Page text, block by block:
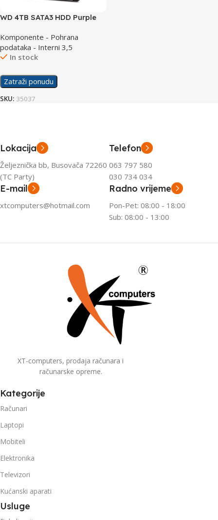
WD 4TB SATA3 HDD Purple
Komponente - Pohrana
podataka - Interni 3,5
In stock
Zatraži ponudu
SKU: 35037
Lokacija
Željeznička bb, Busovača 72260
(TC Party)
Telefon
063 797 580
030 734 034
E-mail
xtcomputers@hotmail.com
Radno vrijeme
Pon-Pet: 08:00 - 18:00
Sub: 08:00 - 13:00
XT-computers, prodaja računara i
računarske opreme.
Kategorije
Računari
Laptopi
Mobiteli
Elektronika
Televizori
Kućanski aparati
Usluge